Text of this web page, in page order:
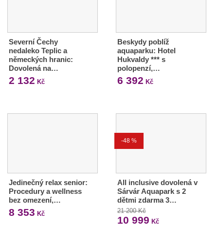
Severní Čechy
nedaleko Teplic a
německých hranic:
Dovolená na…
2 132 Kč
Beskydy poblíž
aquaparku: Hotel
Hukvaldy *** s
polopenzí,…
6 392 Kč
Jedinečný relax senior:
Procedury a wellness
bez omezení,…
8 353 Kč
-48 %
All inclusive dovolená v
Sárvár Aquapark s 2
dětmi zdarma 3…
21 200 Kč
10 999 Kč